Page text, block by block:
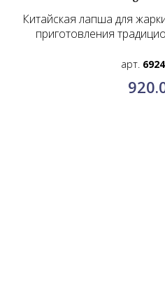
Китайская лапша для
приготовления
арт.